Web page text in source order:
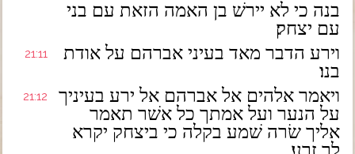
בנה כי לא יירשׁ בן האמה הזאת עם בני
עם יצחק׃
21:11
וירע הדבר מאד בעיני אברהם על אודת
בנו׃
21:12
ויאמר אלהים אל אברהם אל ירע בעיניך
על הנער ועל אמתך כל אשׁר תאמר
אליך שׂרה שׁמע בקלה כי ביצחק יקרא